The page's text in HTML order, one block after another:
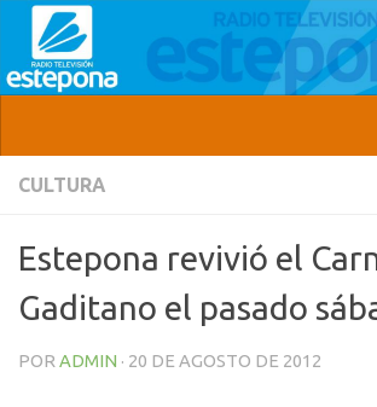
CULTURA
Estepona revivió el
Gaditano el pasado
POR ADMIN · 20 DE AGOSTO DE 2012